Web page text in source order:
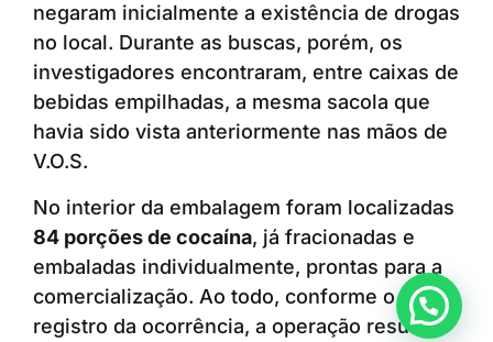
negaram inicialmente a existência de drogas
no local. Durante as buscas, porém, os
investigadores encontraram, entre caixas de
bebidas empilhadas, a mesma sacola que
havia sido vista anteriormente nas mãos de
V.O.S.
No interior da embalagem foram localizadas
84 porções de cocaína, já fracionadas e
embaladas individualmente, prontas para a
comercialização. Ao todo, conforme o
registro da ocorrência, a operação resultou
Anunciar ou recomendar matéria